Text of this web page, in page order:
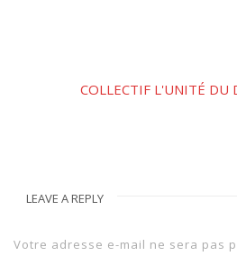
COLLECTIF L'UNITÉ DU
LEAVE A REPLY
Votre adresse e-mail ne sera pas